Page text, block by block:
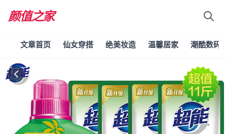
颜值之家
文章首页 仙女穿搭 绝美妆造 温馨居家 潮酷数码